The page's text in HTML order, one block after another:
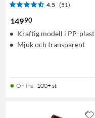
4.5 (51)
14990
Kraftig modell i PP-plast
Mjuk och transparent
Online: 100+ st